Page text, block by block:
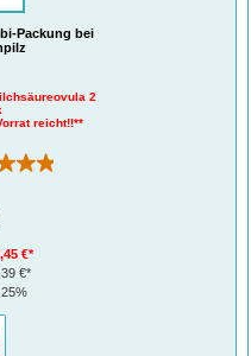
Packung bei
2
reicht!!**
€*
€*
25%